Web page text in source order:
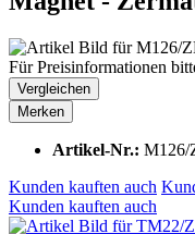
Für Preisinformationen
Vergleichen
Merken
Artikel-Nr.: M126/
Kunden kauften auch
Kunden kauften auch